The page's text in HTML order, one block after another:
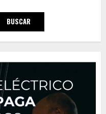
BUSCAR